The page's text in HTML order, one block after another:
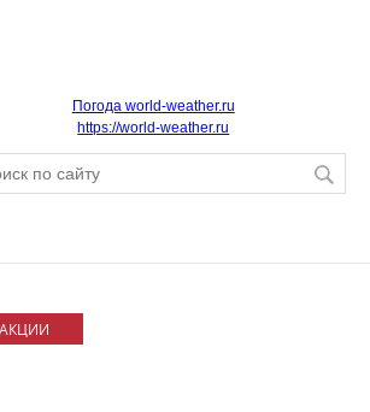
Погода world-weather.ru
https://world-weather.ru